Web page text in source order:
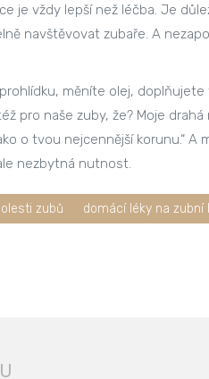
je vždy lepší než léčba. Je
navštěvovat zubaře. A
měníte olej,
pro naše zuby, že? Moje drahá
o tvou nejcennější korunu.“ A
nezbytná nutnost.
zubů domácí léky na zubní